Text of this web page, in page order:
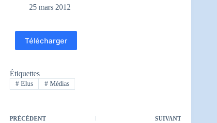
25 mars 2012
Télécharger
Étiquettes
#Elus #Médias
PRÉCÉDENT SUIVANT